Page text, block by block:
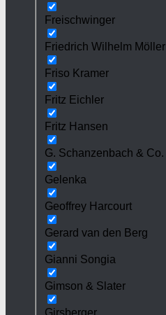
Freischwinger
Friedrich Wilhelm Möller
Friso Kramer
Fritz Eichler
Fritz Hansen
G. Schanzenbach & Co.
Gelenka
Geoffrey Harcourt
Gerard van den Berg
Gianni Songia
Gimson & Slater
Girsberger